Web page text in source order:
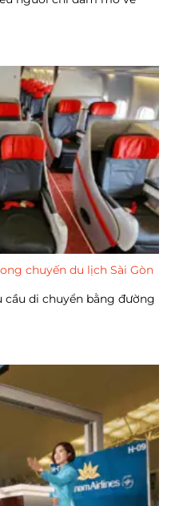
chuyến du lịch Sài Gòn
di chuyển bằng đường